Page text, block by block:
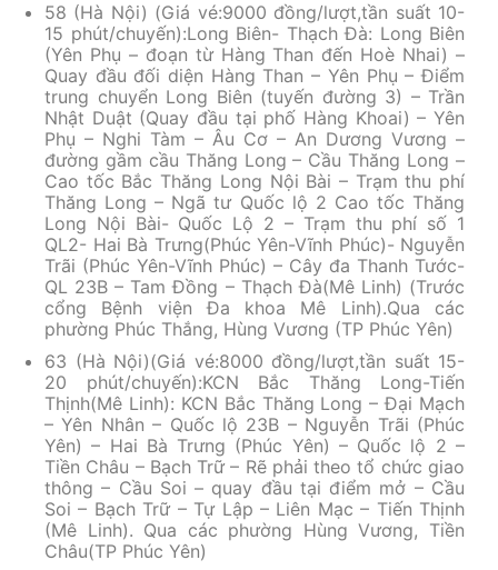
58 (Hà Nội) (Giá vé:9000 đồng/lượt,tần suất 10-
15 phút/chuyến):Long Biên- Thạch Đà: Long Biên
(Yên Phụ – đoạn từ Hàng Than đến Hoè Nhai) –
Quay đầu đối diện Hàng Than – Yên Phụ – Điểm
trung chuyển Long Biên (tuyến đường 3) – Trần
Nhật Duật (Quay đầu tại phố Hàng Khoai) – Yên
Phụ – Nghi Tàm – Âu Cơ – An Dương Vương –
đường gầm cầu Thăng Long – Cầu Thăng Long –
Cao tốc Bắc Thăng Long Nội Bài – Trạm thu phí
Thăng Long – Ngã tư Quốc lộ 2 Cao tốc Thăng
Long Nội Bài- Quốc Lộ 2 – Trạm thu phí số 1
QL2- Hai Bà Trưng(Phúc Yên-Vĩnh Phúc)- Nguyễn
Trãi (Phúc Yên-Vĩnh Phúc) – Cây đa Thanh Tước-
QL 23B – Tam Đồng – Thạch Đà(Mê Linh) (Trước
cổng Bệnh viện Đa khoa Mê Linh).Qua các
phường Phúc Thắng, Hùng Vương (TP Phúc Yên)
63 (Hà Nội)(Giá vé:8000 đồng/lượt,tần suất 15-
20 phút/chuyến):KCN Bắc Thăng Long-Tiến
Thịnh(Mê Linh): KCN Bắc Thăng Long – Đại Mạch
– Yên Nhân – Quốc lộ 23B – Nguyễn Trãi (Phúc
Yên) – Hai Bà Trưng (Phúc Yên) – Quốc lộ 2 –
Tiền Châu – Bạch Trữ – Rẽ phải theo tổ chức giao
thông – Cầu Soi – quay đầu tại điểm mở – Cầu
Soi – Bạch Trữ – Tự Lập – Liên Mạc – Tiến Thịnh
(Mê Linh). Qua các phường Hùng Vương, Tiền
Châu(TP Phúc Yên)